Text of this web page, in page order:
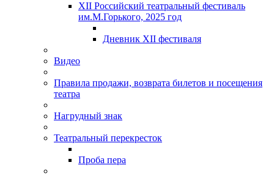
XII Российский театральный фестиваль
им.М.Горького, 2025 год
Дневник XII фестиваля
Видео
Правила продажи, возврата билетов и посещения
театра
Нагрудный знак
Театральный перекресток
Проба пера